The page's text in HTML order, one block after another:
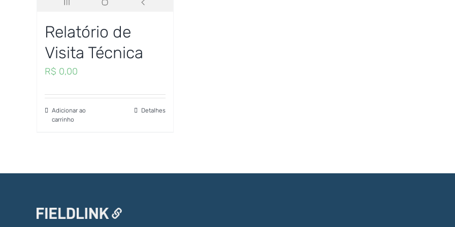
Relatório de
Visita Técnica
R$ 0,00
Adicionar ao
carrinho
Detalhes